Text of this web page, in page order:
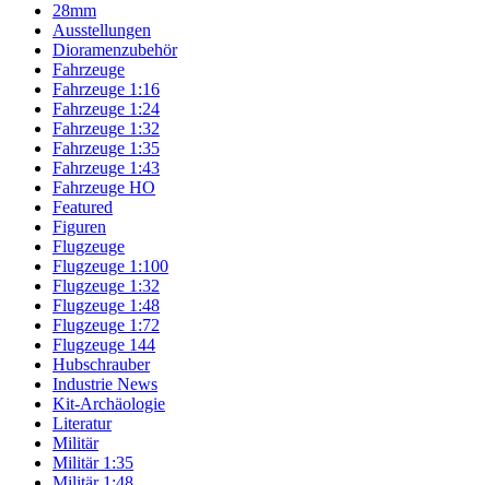
28mm
Ausstellungen
Dioramenzubehör
Fahrzeuge
Fahrzeuge 1:16
Fahrzeuge 1:24
Fahrzeuge 1:32
Fahrzeuge 1:35
Fahrzeuge 1:43
Fahrzeuge HO
Featured
Figuren
Flugzeuge
Flugzeuge 1:100
Flugzeuge 1:32
Flugzeuge 1:48
Flugzeuge 1:72
Flugzeuge 144
Hubschrauber
Industrie News
Kit-Archäologie
Literatur
Militär
Militär 1:35